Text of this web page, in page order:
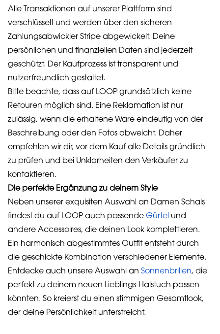
Alle Transaktionen auf unserer Plattform sind
verschlüsselt und werden über den sicheren
Zahlungsabwickler Stripe abgewickelt. Deine
persönlichen und finanziellen Daten sind jederzeit
geschützt. Der Kaufprozess ist transparent und
nutzerfreundlich gestaltet.
Bitte beachte, dass auf LOOP grundsätzlich keine
Retouren möglich sind. Eine Reklamation ist nur
zulässig, wenn die erhaltene Ware eindeutig von der
Beschreibung oder den Fotos abweicht. Daher
empfehlen wir dir, vor dem Kauf alle Details gründlich
zu prüfen und bei Unklarheiten den Verkäufer zu
kontaktieren.
Die perfekte Ergänzung zu deinem Style
Neben unserer exquisiten Auswahl an Damen Schals
findest du auf LOOP auch passende Gürtel und
andere Accessoires, die deinen Look komplettieren.
Ein harmonisch abgestimmtes Outfit entsteht durch
die geschickte Kombination verschiedener Elemente.
Entdecke auch unsere Auswahl an Sonnenbrillen, die
perfekt zu deinem neuen Lieblings-Halstuch passen
könnten. So kreierst du einen stimmigen Gesamtlook,
der deine Persönlichkeit unterstreicht.